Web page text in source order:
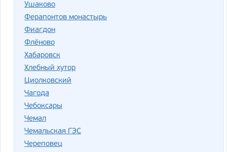
Ушаково
Ферапонтов монастырь
Фиагдон
Флёново
Хабаровск
Хлебный хутор
Циолковский
Чагода
Чебоксары
Чемал
Чемальская ГЭС
Череповец